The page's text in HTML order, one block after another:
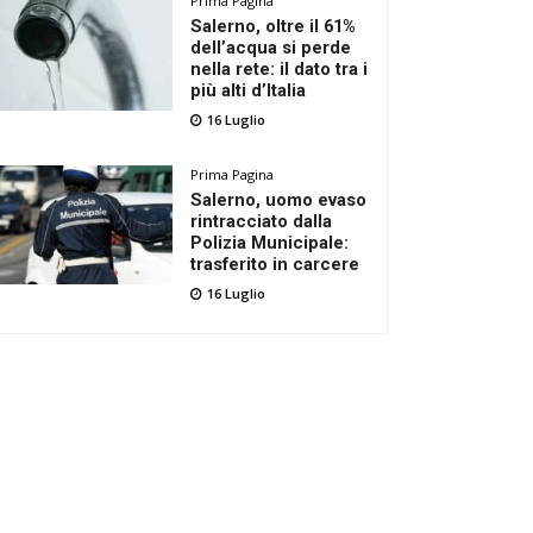
Salerno, oltre il 61%
dell’acqua si perde
nella rete: il dato tra i
più alti d’Italia
16 Luglio
Prima Pagina
Salerno, uomo evaso
rintracciato dalla
Polizia Municipale:
trasferito in carcere
16 Luglio